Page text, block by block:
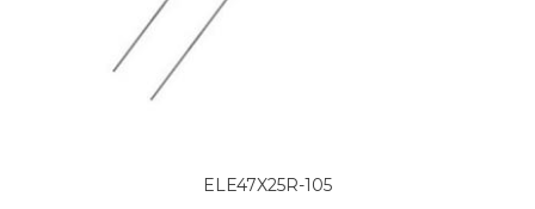
ELE47X25R-105